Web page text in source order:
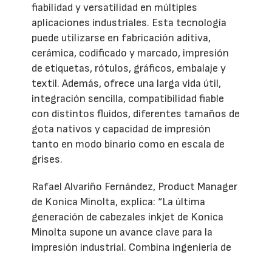
fiabilidad y versatilidad en múltiples
aplicaciones industriales. Esta tecnología
puede utilizarse en fabricación aditiva,
cerámica, codificado y marcado, impresión
de etiquetas, rótulos, gráficos, embalaje y
textil. Además, ofrece una larga vida útil,
integración sencilla, compatibilidad fiable
con distintos fluidos, diferentes tamaños de
gota nativos y capacidad de impresión
tanto en modo binario como en escala de
grises.
Rafael Alvariño Fernández, Product Manager
de Konica Minolta, explica: “La última
generación de cabezales inkjet de Konica
Minolta supone un avance clave para la
impresión industrial. Combina ingeniería de